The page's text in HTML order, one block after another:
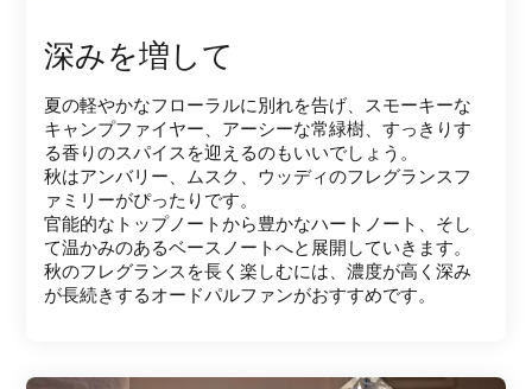
深みを増して
夏の軽やかなフローラルに別れを告げ、スモーキーな
キャンプファイヤー、アーシーな常緑樹、すっきりす
る香りのスパイスを迎えるのもいいでしょう。
秋はアンバリー、ムスク、ウッディのフレグランスフ
ァミリーがぴったりです。
官能的なトップノートから豊かなハートノート、そし
て温かみのあるベースノートへと展開していきます。
秋のフレグランスを長く楽しむには、濃度が高く深み
が長続きするオードパルファンがおすすめです。